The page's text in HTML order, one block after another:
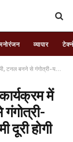
व्यापार
धाम के बीच 25 किमी दूरी होगी कम
में
दूरी होगी